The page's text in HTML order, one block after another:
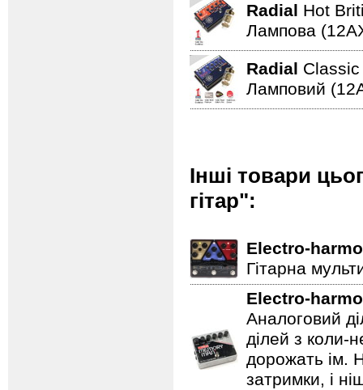
Radial Hot
Лампова
Radial
Ламповий
Інші товари
гітар":
Electro-
Гітарна
Electro-
Аналоговий
ділей з коли-
дорожать ім.
затримки, і